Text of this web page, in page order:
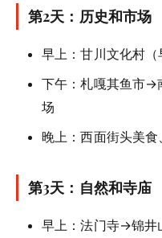
第2天：历史和市场
早上：甘川文化村（
下午：札嘎其鱼市→
场
晚上：西面街头美
第3天：自然和寺庙
早上：法门寺→锦井